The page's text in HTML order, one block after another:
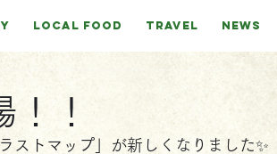
LOCAL FOOD TRAVEL NEWS
！
ストマップ」が新しくなりました✨